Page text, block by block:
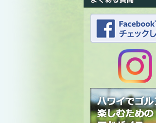
よくある質問
タチバナのFacebook
タチバナの
Instagram